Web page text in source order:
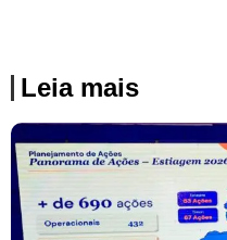
Leia mais